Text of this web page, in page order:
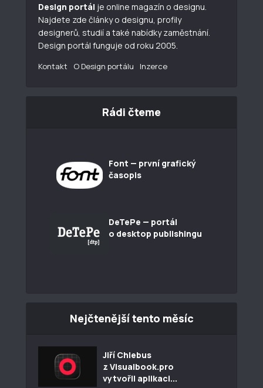
Design portál je online magazín o designu.
Najdete zde články o designu, profily
designerů, studií a také nabídky zaměstnání.
Design portál funguje od roku 2005.
Kontakt O Design portálu Inzerce
Rádi čteme
Font — první grafický
časopis
DeTePe — portál
o desktop publishingu
Nejčtenější tento měsíc
Jiří Chlebus
z Visualbook.pro
vytvořil aplikaci...